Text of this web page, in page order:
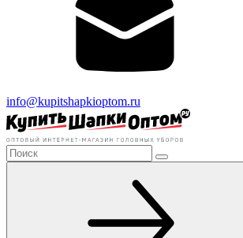
info@kupitshapkioptom.ru